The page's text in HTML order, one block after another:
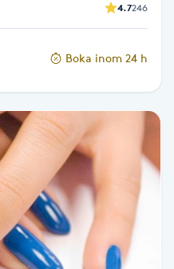
4.7246
Boka inom 24 h